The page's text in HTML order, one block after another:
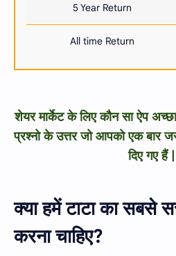
5 Year Return
All time Return
शेयर मार्केट के लिए कौन सा ऐप
प्रश्नो के उत्तर जो आपको एक बार
दिए गए हैं |
क्या हमें टाटा का सबसे
करना चाहिए?